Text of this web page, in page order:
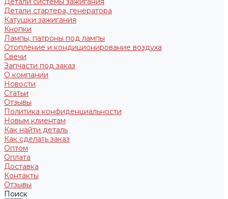
Детали стартера, генератора
Катушки зажигания
Кнопки
Лампы, патроны под лампы
Отопление и кондиционирование воздуха
Свечи
Запчасти под заказ
О компании
Новости
Статьи
Отзывы
Политика конфиденциальности
Новым клиентам
Как найти деталь
Как сделать заказ
Оптом
Оплата
Доставка
Контакты
Отзывы
Поиск